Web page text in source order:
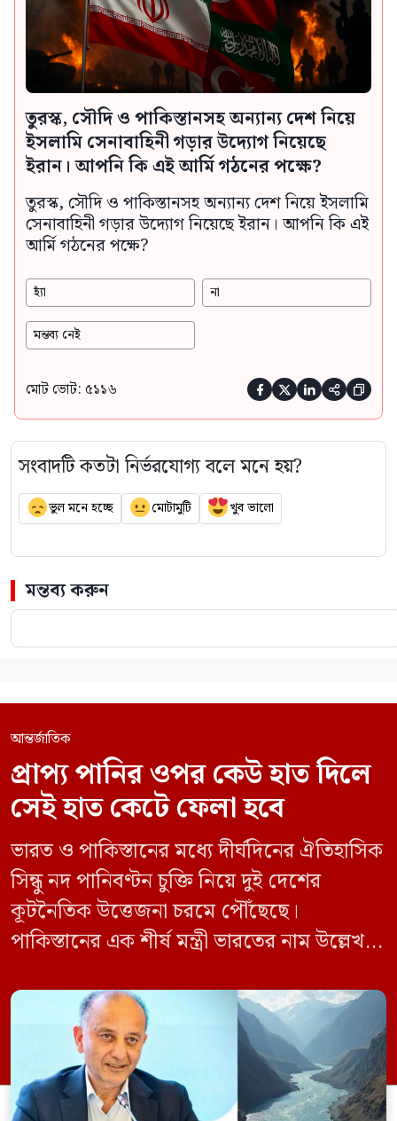
তুরস্ক, সৌদি ও পাকিস্তানসহ অন্যান্য দেশ নিয়ে
ইসলামি সেনাবাহিনী গড়ার উদ্যোগ নিয়েছে
ইরান। আপনি কি এই আর্মি গঠনের পক্ষে?
তুরস্ক, সৌদি ও পাকিস্তানসহ অন্যান্য দেশ নিয়ে ইসলামি
সেনাবাহিনী গড়ার উদ্যোগ নিয়েছে ইরান। আপনি কি এই
আর্মি গঠনের পক্ষে?
হ্যাঁ না
মন্তব্য নেই
মোট ভোট: ৫১১৬     
সংবাদটি কতটা নির্ভরযোগ্য বলে মনে হয়?
ভুল মনে হচ্ছে মোটামুটি খুব ভালো
মন্তব্য করুন
আন্তর্জাতিক
প্রাপ্য পানির ওপর কেউ হাত দিলে
সেই হাত কেটে ফেলা হবে
ভারত ও পাকিস্তানের মধ্যে দীর্ঘদিনের ঐতিহাসিক
সিন্ধু নদ পানিবণ্টন চুক্তি নিয়ে দুই দেশের
কূটনৈতিক উত্তেজনা চরমে পৌঁছেছে।
পাকিস্তানের এক শীর্ষ মন্ত্রী ভারতের নাম উল্লেখ না
পানির ওপর কেউ হাত দিলে সেই হাত কেটে
ফেলা হবে। ভারতের কেন্দ্রীয় জলসম্পদ মন্ত্রী সি
আর পাতিল কর্তৃক আগামী দেড় থেকে দুই বছরের
[…]